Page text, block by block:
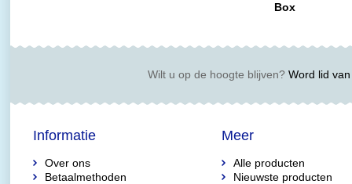
Box
Wilt u op de hoogte blijven?Word lid van
Informatie
Over ons
Betaalmethoden
Meer
Alle producten
Nieuwste producten